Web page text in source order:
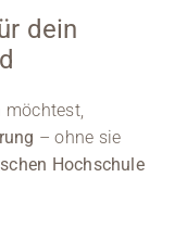
dein
– ohne sie
Hochschule